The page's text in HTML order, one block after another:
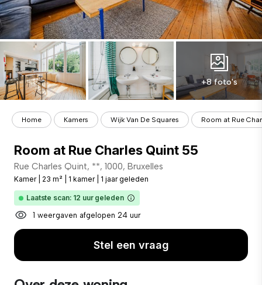
+8 foto's
Home Kamers Wijk Van De Squares Room at Rue
Room at Rue Charles Quint 55
Rue Charles Quint, **, 1000, Bruxelles
Kamer 23 m² 1 kamer 1 jaar geleden
Laatste scan: 12 uur geleden
1 weergaven afgelopen 24 uur
Stel een vraag